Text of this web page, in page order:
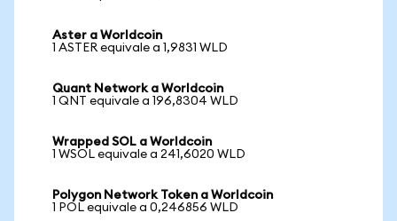
Aster a Worldcoin
1 ASTER equivale a 1,9831 WLD
Quant Network a Worldcoin
1 QNT equivale a 196,8304 WLD
Wrapped SOL a Worldcoin
1 WSOL equivale a 241,6020 WLD
Polygon Network Token a Worldcoin
1 POL equivale a 0,246856 WLD